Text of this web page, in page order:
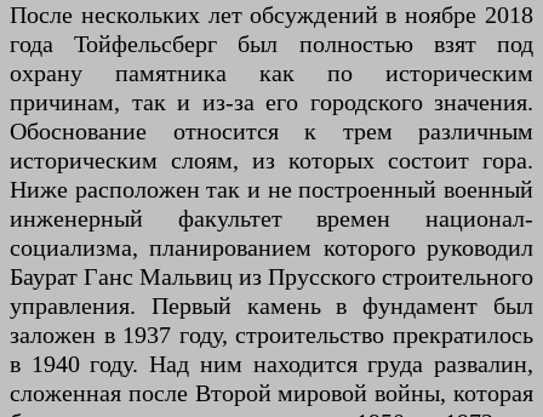
После нескольких лет обсуждений в ноябре 2018
года Тойфельсберг был полностью взят под
охрану памятника как по историческим
причинам, так и из-за его городского значения.
Обоснование относится к трем различным
историческим слоям, из которых состоит гора.
Ниже расположен так и не построенный военный
инженерный факультет времен национал-
социализма, планированием которого руководил
Баурат Ганс Мальвиц из Прусского строительного
управления. Первый камень в фундамент был
заложен в 1937 году, строительство прекратилось
в 1940 году. Над ним находится груда развалин,
сложенная после Второй мировой войны, которая